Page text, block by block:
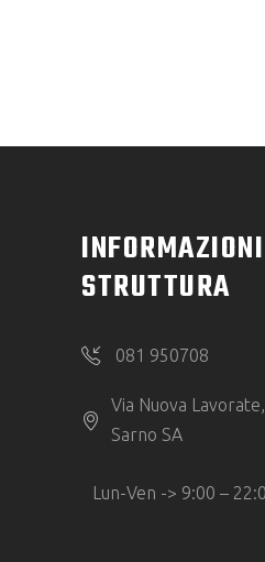
INFORMAZIONI
STRUTTURA
081 950708
Via Nuova
Sarno SA
Lun-Ven -> 9:00 –